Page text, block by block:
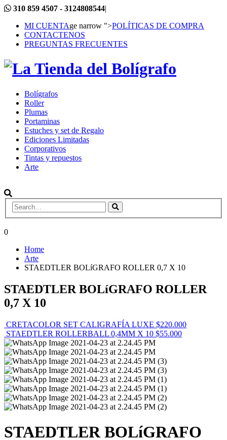
310 859 4507 - 3124808544|
MI CUENTAge narrow ">POLÍTICAS DE COMPRA
CONTACTENOS
PREGUNTAS FRECUENTES
Bolígrafos
Roller
Plumas
Portaminas
Estuches y set de Regalo
Ediciones Limitadas
Corporativos
Tintas y repuestos
Arte
0
Home
Arte
STAEDTLER BOLíGRAFO ROLLER 0,7 X 10
STAEDTLER BOLíGRAFO ROLLER
0,7 X 10
CRETACOLOR SET CALIGRAFÍA LUXE $220.000
STAEDTLER ROLLERBALL 0,4MM X 10 $55.000
STAEDTLER BOLíGRAFO